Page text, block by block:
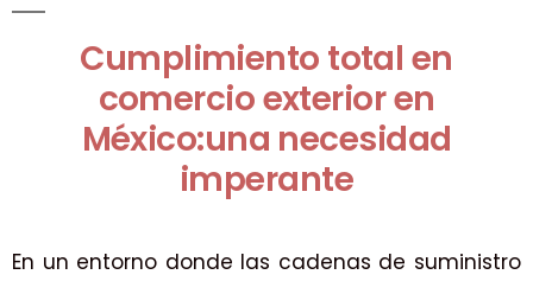
Cumplimiento total en
comercio exterior en
México:una necesidad
imperante
En un entorno donde las cadenas de suministro